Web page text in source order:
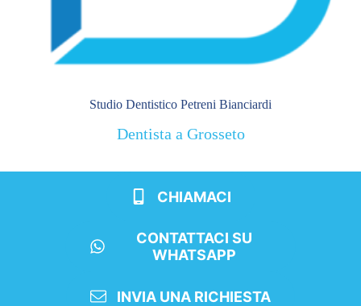
Studio Dentistico Petreni Bianciardi
Dentista a Grosseto
CHIAMACI
CONTATTACI SU
WHATSAPP
INVIA UNA RICHIESTA